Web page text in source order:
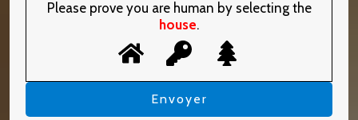
Please prove you are human by selecting the
house.